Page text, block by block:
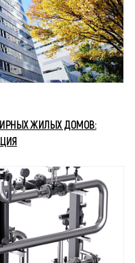
ЖИЛЫХ ДОМОВ: